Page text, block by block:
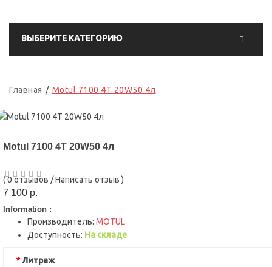
ВЫБЕРИТЕ КАТЕГОРИЮ
Главная Motul 7100 4T 20W50 4л
Motul 7100 4T 20W50 4л
(0 отзывов /Написать отзыв )
7 100 р.
Information :
Производитель: MOTUL
Доступность: На складе
Литраж